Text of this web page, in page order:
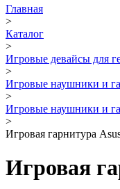
Главная
>
Каталог
>
Игровые девайсы для
>
Игровые наушники и
>
Игровые наушники и
>
Игровая гарнитура
Игровая